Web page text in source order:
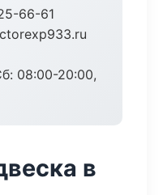
66-61
08:00-20:00,
в